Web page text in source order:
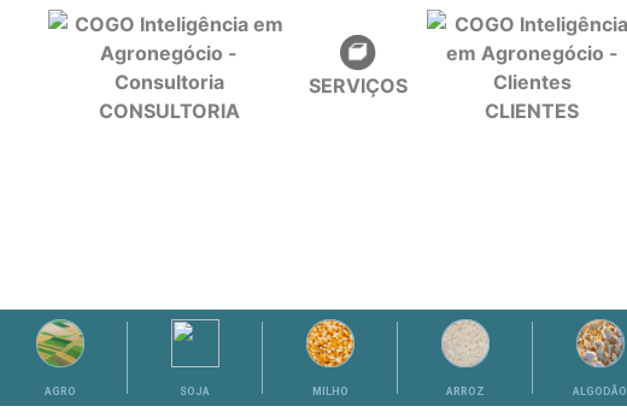
CONSULTORIA
SERVIÇOS
CLIENTES
AGRO SOJA MILHO ARROZ ALGODÃO